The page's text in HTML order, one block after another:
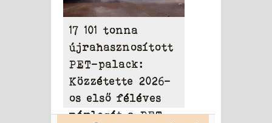
17 101 tonna
újrahasznosított
PET-palack:
Közzétette 2026-
os első féléves
mérlegét a PET